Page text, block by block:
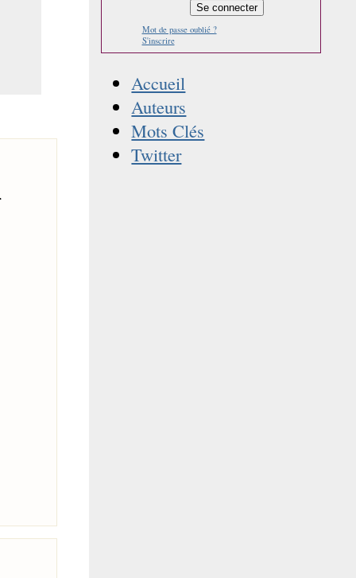
Mot de passe oublié ?
S'inscrire
Accueil
Auteurs
Mots Clés
Twitter